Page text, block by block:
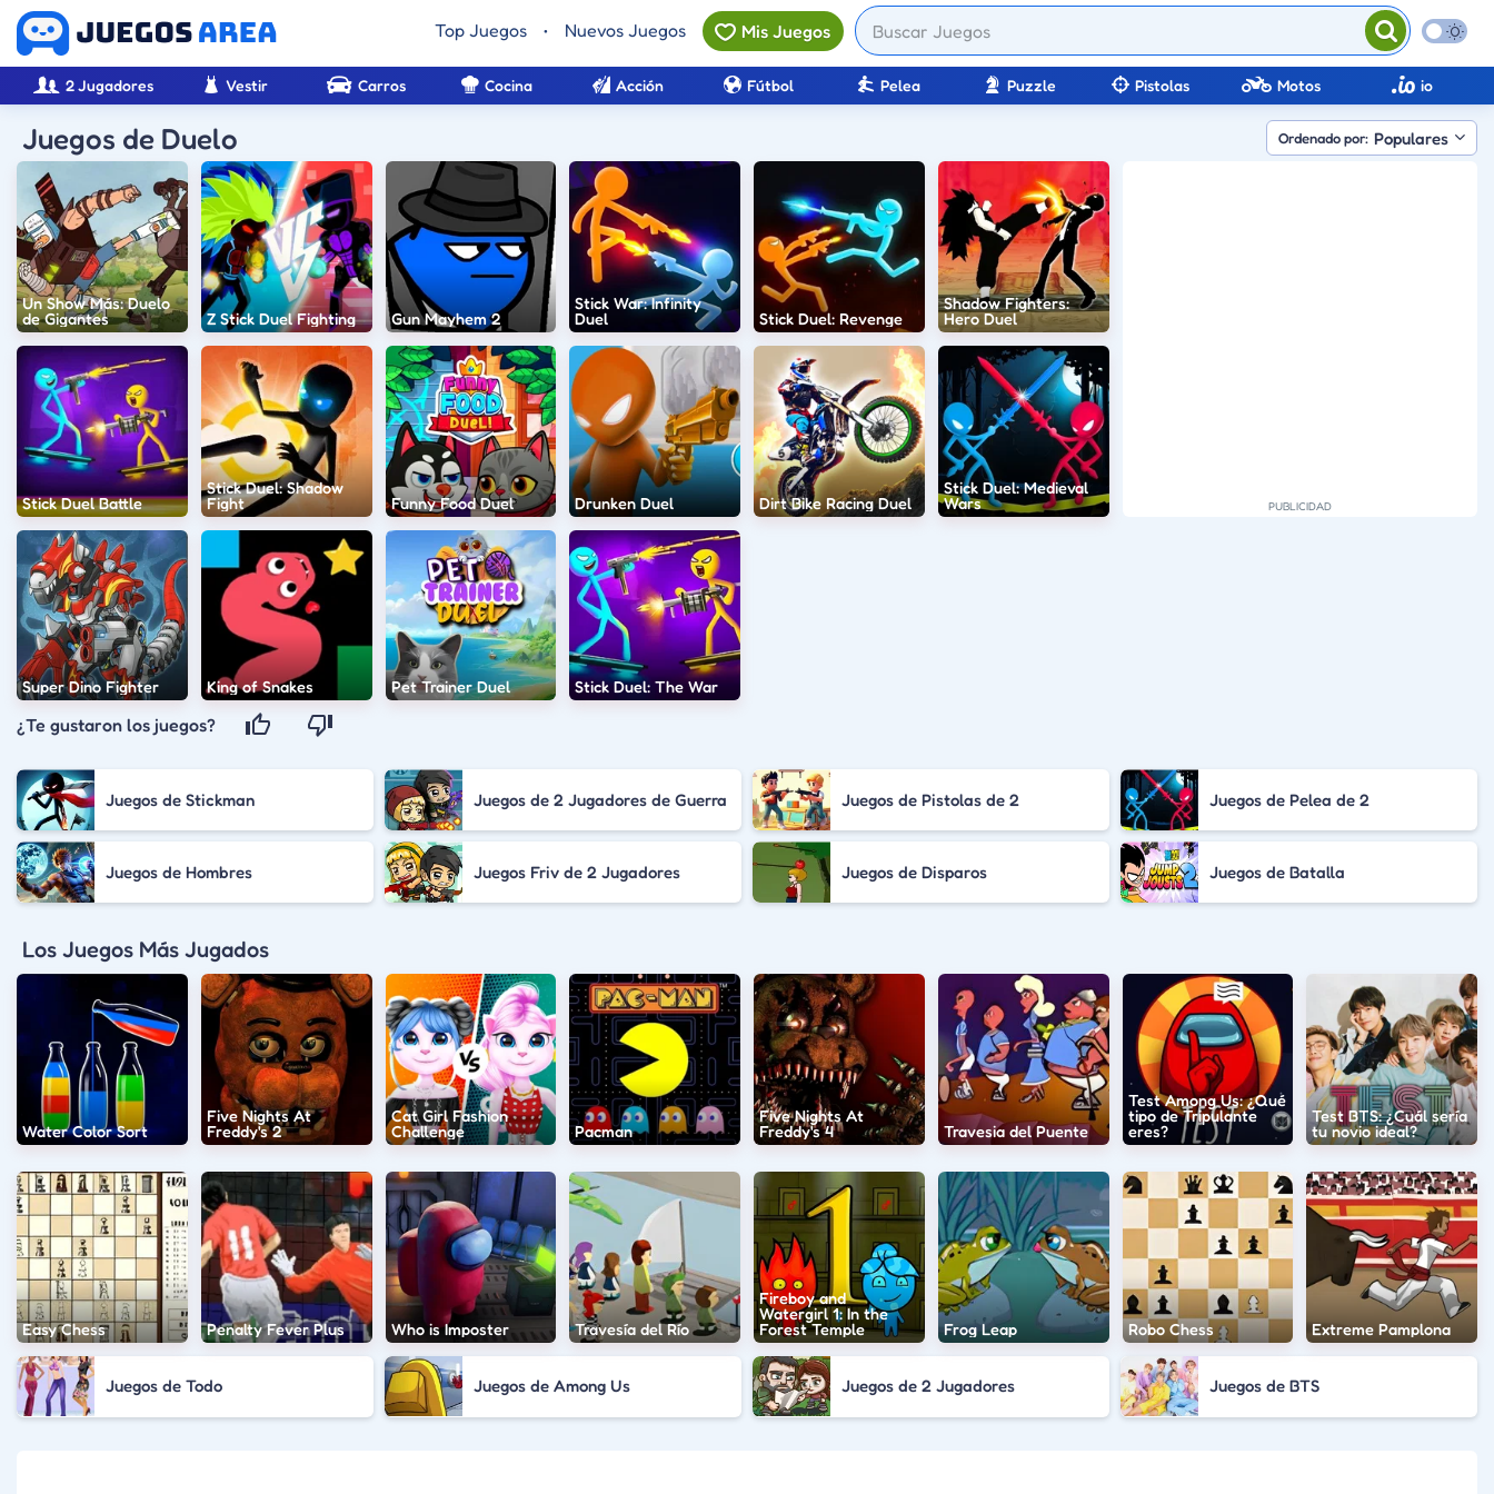
Top Juegos • Nuevos Juegos Mis Juegos
2 Jugadores Vestir Carros Cocina Acción Fútbol Pelea Puzzle Pistolas Motos io
Juegos de Duelo Ordenado por: Populares
Un Show Más: Duelo
de Gigantes
Z Stick Duel Fighting Gun Mayhem 2
Stick War: Infinity
Duel
Stick Duel: Revenge
Shadow Fighters:
Hero Duel
Stick Duel Battle
Stick Duel: Shadow
Fight
Funny Food Duel Drunken Duel Dirt Bike Racing Duel
Stick Duel: Medieval
Wars
Super Dino Fighter King of Snakes Pet Trainer Duel Stick Duel: The War
¿Te gustaron los juegos?
Juegos de Stickman Juegos de 2 Jugadores de Guerra Juegos de Pistolas de 2 Juegos de Pelea de 2
Juegos de Hombres Juegos Friv de 2 Jugadores Juegos de Disparos Juegos de Batalla
Los Juegos Más Jugados
Water Color Sort
Five Nights At
Freddy's 2
Cat Girl Fashion
Challenge
Pacman
Five Nights At
Freddy's 4
Travesia del Puente
Test Among Us: ¿Qué
tipo de Tripulante
eres?
Test BTS: ¿Cuál sería
tu novio ideal?
Easy Chess Penalty Fever Plus Who is Imposter Travesía del Río
Fireboy and
Watergirl 1: In the
Forest Temple
Frog Leap Robo Chess Extreme Pamplona
Juegos de Todo Juegos de Among Us Juegos de 2 Jugadores Juegos de BTS